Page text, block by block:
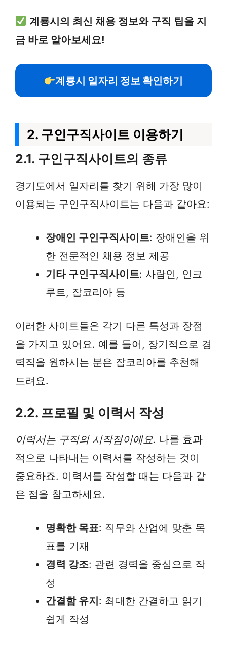
계룡시의 최신 채용 정보와 구직 팁을 지
금 바로 알아보세요!
계룡시 일자리 정보 확인하기
2. 구인구직사이트 이용하기
2.1. 구인구직사이트의 종류
경기도에서 일자리를 찾기 위해 가장 많이
이용되는 구인구직사이트는 다음과 같아요:
장애인 구인구직사이트: 장애인을 위
한 전문적인 채용 정보 제공
기타 구인구직사이트: 사람인, 인크
루트, 잡코리아 등
이러한 사이트들은 각기 다른 특성과 장점
을 가지고 있어요. 예를 들어, 장기적으로 경
력직을 원하시는 분은 잡코리아를 추천해
드려요.
2.2. 프로필 및 이력서 작성
이력서는 구직의 시작점이에요. 나를 효과
적으로 나타내는 이력서를 작성하는 것이
중요하죠. 이력서를 작성할 때는 다음과 같
은 점을 참고하세요.
명확한 목표: 직무와 산업에 맞춘 목
표를 기재
경력 강조: 관련 경력을 중심으로 작
성
간결함 유지: 최대한 간결하고 읽기
쉽게 작성